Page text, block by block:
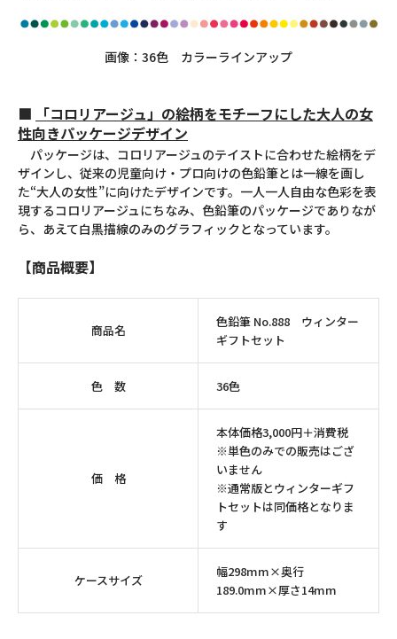
画像：36色 カラーラインアップ
■
「コロリアージュ」の絵柄をモチーフにした大人の女
性向きパッケージデザイン
パッケージは、コロリアージュのテイストに合わせた絵柄をデ
ザインし、従来の児童向け・プロ向けの色鉛筆とは一線を画し
た“大人の女性”に向けたデザインです。一人一人自由な色彩を表
現するコロリアージュにちなみ、色鉛筆のパッケージでありなが
ら、あえて白黒描線のみのグラフィックとなっています。
【商品概要】
商品名
色鉛筆 No.888 ウィンター
ギフトセット
色 数 36色
価 格
本体価格3,000円＋消費税
※単色のみでの販売はござ
いません
※通常版とウィンターギフ
トセットは同価格となりま
す
ケースサイズ
幅298mm×奥行
189.0mm×厚さ14mm